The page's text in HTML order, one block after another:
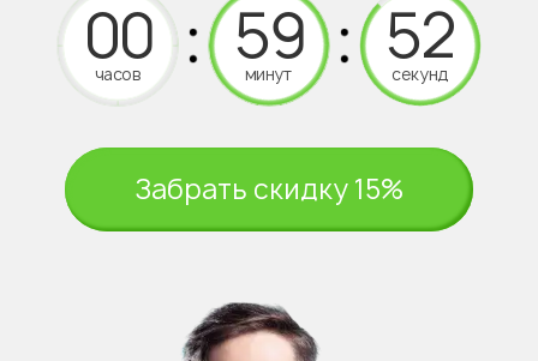
часов минут секунд
Забрать скидку 15%